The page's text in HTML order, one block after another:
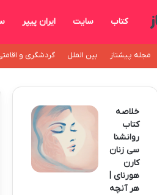
کتاب سایت ایران پیپر
مجله پیشتاز بین الملل گردشگری و
خلاصه
کتاب
روانشنا
سی زنان
کارن
هورنای |
هر آنچه